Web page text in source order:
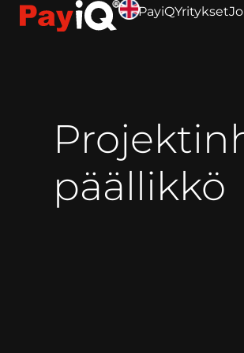
PayiQYritykset
päällikkö